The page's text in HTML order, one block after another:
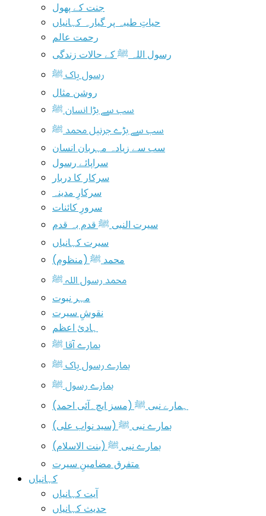
جنت کے پھول
حیاتِ طیبہ پر گیارہ کہانیاں
رحمت عالم
رسول اللہ ﷺ کے حالات زندگی
رسول پاک ﷺ
روشن مثال
سب سے بڑا انسان ﷺ
سب سے بڑے جرنیل محمد ﷺ
سب سے زیادہ مہربان انسان
سراپائے رسول
سرکار کا دربار
سرکارِ مدینہ
سرورِ کائنات
سیرت النبی ﷺ قدم بہ قدم
سیرت کہانیاں
محمد ﷺ (منظوم)
محمد رسول اللہ ﷺ
مہر نبوت
نقوشِ سیرت
ہادیٔ اعظم
ہمارے آقا ﷺ
ہمارے رسول پاک ﷺ
ہمارے رسول ﷺ
ہمارے نبی ﷺ (مسز ایچ۔آئی احمد)
ہمارے نبی ﷺ (سید نواب علی)
ہمارے نبی ﷺ (بنت الاسلام)
متفرق مضامینِ سیرت
کہانیاں
آیت کہانیاں
حدیث کہانیاں